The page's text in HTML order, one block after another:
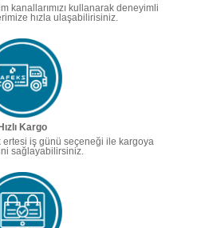
kanallarımızı kullanarak deneyimli
hızla ulaşabilirisiniz.
Hızlı Kargo
iş günü seçeneği ile kargoya
sağlayabilirsiniz.